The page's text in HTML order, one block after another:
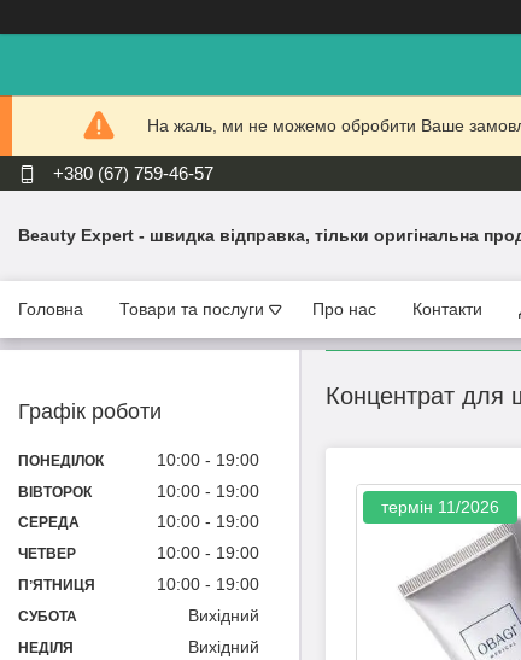
На жаль, ми не можемо обробити Ваше
+380 (67) 759-46-57
Beauty Expert - швидка відправка, тільки оригінальна
Головна Товари та послуги Про нас Контакти
Концентрат для
термін 11/2026
Графік роботи
ПОНЕДІЛОК 10:00 19:00
ВІВТОРОК 10:00 19:00
СЕРЕДА 10:00 19:00
ЧЕТВЕР 10:00 19:00
ПʼЯТНИЦЯ 10:00 19:00
СУБОТА Вихідний
НЕДІЛЯ Вихідний